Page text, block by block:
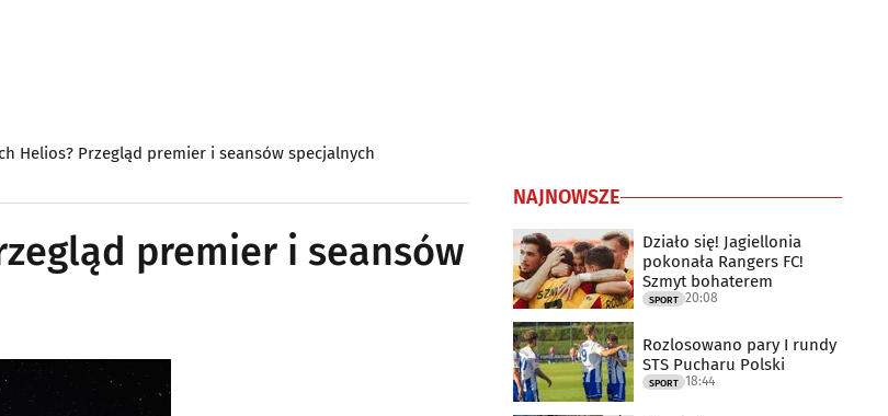
Helios? Przegląd premier i seansów specjalnych
premier i seansów
NAJNOWSZE
Działo się! Jagiellonia
pokonała Rangers FC!
Szmyt bohaterem
SPORT 20:08
Rozlosowano pary I rundy
STS Pucharu Polski
SPORT 18:44